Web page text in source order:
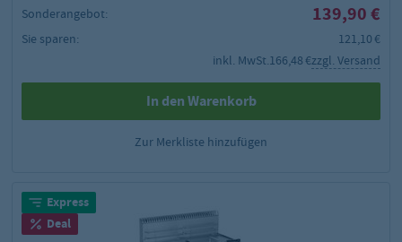
Sonderangebot:
139,90 €
Sie sparen:
121,10 €
inkl. MwSt.166,48 €zzgl. Versand
In den Warenkorb
Zur Merkliste hinzufügen
Express
Deal